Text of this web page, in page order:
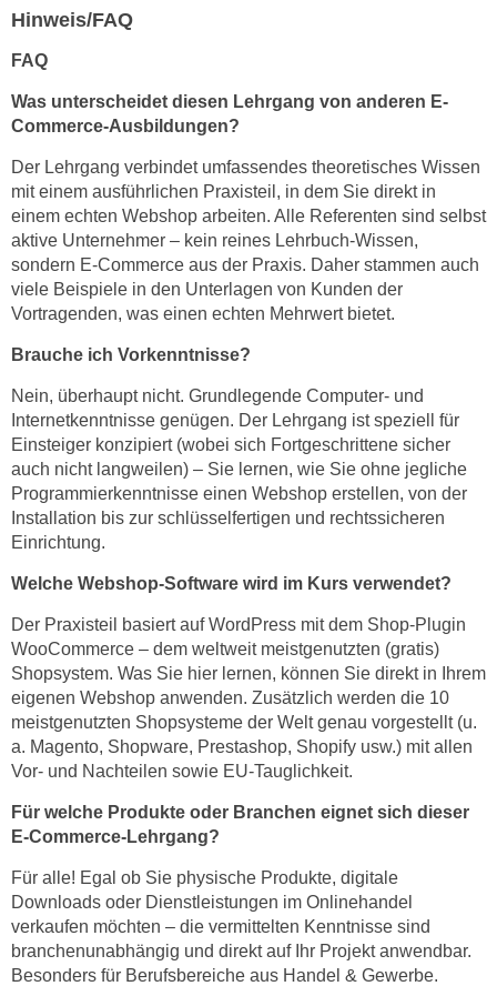
Hinweis/FAQ
FAQ
Was unterscheidet diesen Lehrgang von anderen E-
Commerce-Ausbildungen?
Der Lehrgang verbindet umfassendes theoretisches Wissen
mit einem ausführlichen Praxisteil, in dem Sie direkt in
einem echten Webshop arbeiten. Alle Referenten sind selbst
aktive Unternehmer – kein reines Lehrbuch-Wissen,
sondern E-Commerce aus der Praxis. Daher stammen auch
viele Beispiele in den Unterlagen von Kunden der
Vortragenden, was einen echten Mehrwert bietet.
Brauche ich Vorkenntnisse?
Nein, überhaupt nicht. Grundlegende Computer- und
Internetkenntnisse genügen. Der Lehrgang ist speziell für
Einsteiger konzipiert (wobei sich Fortgeschrittene sicher
auch nicht langweilen) – Sie lernen, wie Sie ohne jegliche
Programmierkenntnisse einen Webshop erstellen, von der
Installation bis zur schlüsselfertigen und rechtssicheren
Einrichtung.
Welche Webshop-Software wird im Kurs verwendet?
Der Praxisteil basiert auf WordPress mit dem Shop-Plugin
WooCommerce – dem weltweit meistgenutzten (gratis)
Shopsystem. Was Sie hier lernen, können Sie direkt in Ihrem
eigenen Webshop anwenden. Zusätzlich werden die 10
meistgenutzten Shopsysteme der Welt genau vorgestellt (u.
a. Magento, Shopware, Prestashop, Shopify usw.) mit allen
Vor- und Nachteilen sowie EU-Tauglichkeit.
Für welche Produkte oder Branchen eignet sich dieser
E-Commerce-Lehrgang?
Für alle! Egal ob Sie physische Produkte, digitale
Downloads oder Dienstleistungen im Onlinehandel
verkaufen möchten – die vermittelten Kenntnisse sind
branchenunabhängig und direkt auf Ihr Projekt anwendbar.
Besonders für Berufsbereiche aus Handel & Gewerbe.
r
n
d
a
s
g
e
h
t
e
P
a
r
n
e
r
e
r
s
o
n
e
b
e
z
o
g
e
n
n
,
e
n
u
r
e
i
n
g
e
c
h
ä
n
k
e
,
b
i
s
k
e
n
e
a
t
e
n